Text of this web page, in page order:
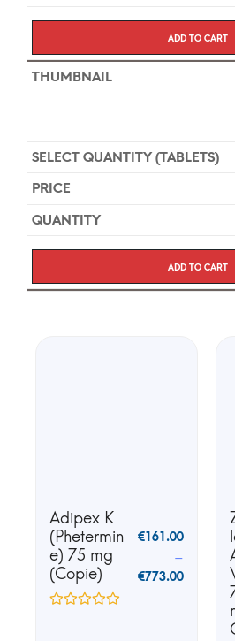
Add to cart
Add to cart
Adipex K
(Phetermin
e) 75 mg
(Copie)
€161.00
–
€773.00